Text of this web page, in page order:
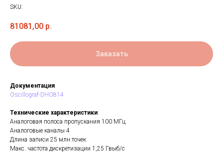
SKU:
81081,00 р.
Заказать
Документация
Oscillograf-DHO814
Технические характеристики
Аналоговая полоса пропускания 100 МГц
Аналоговые каналы 4
Длина записи 25 млн.точек
Макс. частота дискретизации 1,25 Гвыб/с